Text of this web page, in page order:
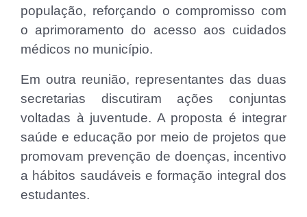
população, reforçando o compromisso com
o aprimoramento do acesso aos cuidados
médicos no município.
Em outra reunião, representantes das duas
secretarias discutiram ações conjuntas
voltadas à juventude. A proposta é integrar
saúde e educação por meio de projetos que
promovam prevenção de doenças, incentivo
a hábitos saudáveis e formação integral dos
estudantes.